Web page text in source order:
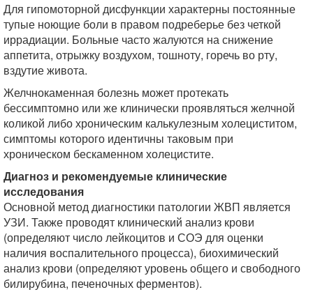
Для гипомоторной дисфункции характерны постоянные
тупые ноющие боли в правом подреберье без четкой
иррадиации. Больные часто жалуются на снижение
аппетита, отрыжку воздухом, тошноту, горечь во рту,
вздутие живота.
Желчнокаменная болезнь может протекать
бессимптомно или же клинически проявляться желчной
коликой либо хроническим калькулезным холециститом,
симптомы которого идентичны таковым при
хроническом бескаменном холецистите.
Диагноз и рекомендуемые клинические
исследования
Основной метод диагностики патологии ЖВП является
УЗИ. Также проводят клинический анализ крови
(определяют число лейкоцитов и СОЭ для оценки
наличия воспалительного процесса), биохимический
анализ крови (определяют уровень общего и свободного
билирубина, печеночных ферментов).